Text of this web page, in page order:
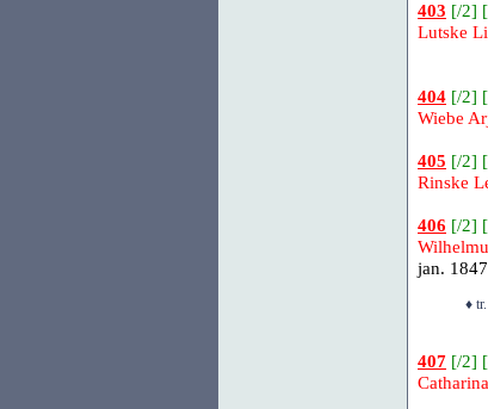
403 [/2] [
Lutske
404 [/2] [
Wiebe
405 [/2] [
Rinske
406 [/2] [
jan.
♦
407 [/2] [